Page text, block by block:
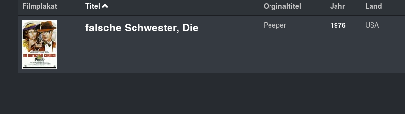
Filmplakat Titel Orginaltitel Jahr Land
falsche Schwester, Die Peeper 1976 USA